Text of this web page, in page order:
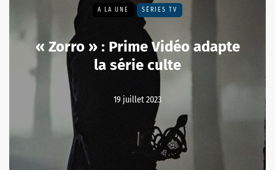
A LA UNE SÉRIES TV
« Zorro » : Prime Vidéo adapte
la série culte
19 juillet 2023